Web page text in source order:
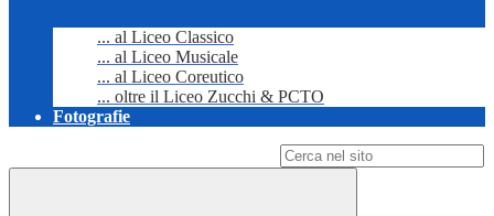
... al Liceo Classico
... al Liceo Musicale
... al Liceo Coreutico
... oltre il Liceo Zucchi & PCTO
Fotografie